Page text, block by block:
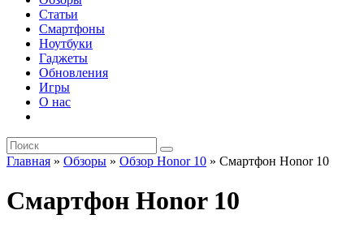
Статьи
Смартфоны
Ноутбуки
Гаджеты
Обновления
Игры
О нас
Главная » Обзоры » Обзор Honor 10 » Смартфон Honor 10
Смартфон Honor 10